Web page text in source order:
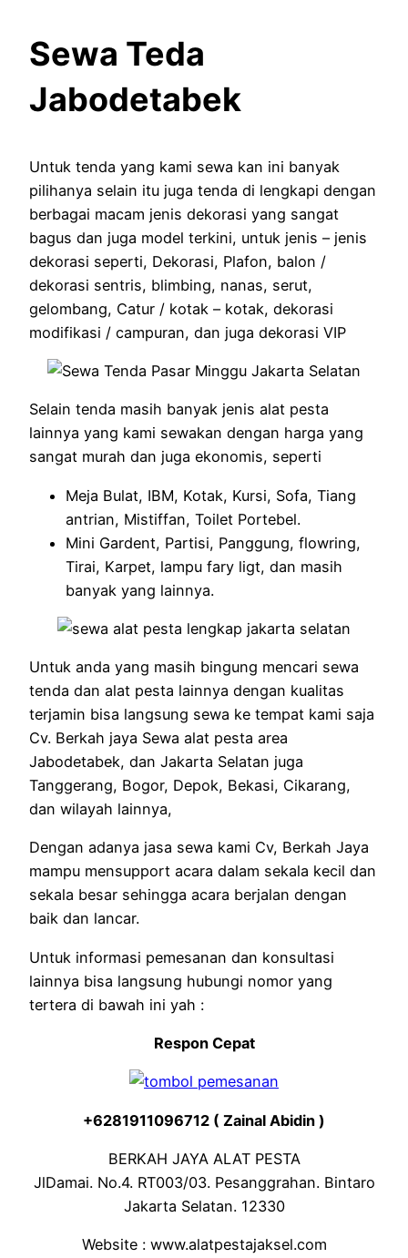
Sewa Teda
Jabodetabek
Untuk tenda yang kami sewa kan ini banyak
pilihanya selain itu juga tenda di lengkapi dengan
berbagai macam jenis dekorasi yang sangat
bagus dan juga model terkini, untuk jenis – jenis
dekorasi seperti, Dekorasi, Plafon, balon /
dekorasi sentris, blimbing, nanas, serut,
gelombang, Catur / kotak – kotak, dekorasi
modifikasi / campuran, dan juga dekorasi VIP
Selain tenda masih banyak jenis alat pesta
lainnya yang kami sewakan dengan harga yang
sangat murah dan juga ekonomis, seperti
Meja Bulat, IBM, Kotak, Kursi, Sofa, Tiang
antrian, Mistiffan, Toilet Portebel.
Mini Gardent, Partisi, Panggung, flowring,
Tirai, Karpet, lampu fary ligt, dan masih
banyak yang lainnya.
Untuk anda yang masih bingung mencari sewa
tenda dan alat pesta lainnya dengan kualitas
terjamin bisa langsung sewa ke tempat kami saja
Cv. Berkah jaya Sewa alat pesta area
Jabodetabek, dan Jakarta Selatan juga
Tanggerang, Bogor, Depok, Bekasi, Cikarang,
dan wilayah lainnya,
Dengan adanya jasa sewa kami Cv, Berkah Jaya
mampu mensupport acara dalam sekala kecil dan
sekala besar sehingga acara berjalan dengan
baik dan lancar.
Untuk informasi pemesanan dan konsultasi
lainnya bisa langsung hubungi nomor yang
tertera di bawah ini yah :
Respon Cepat
+6281911096712 ( Zainal Abidin )
BERKAH JAYA ALAT PESTA
JlDamai. No.4. RT003/03. Pesanggrahan. Bintaro
Jakarta Selatan. 12330
Website : www.alatpestajaksel.com